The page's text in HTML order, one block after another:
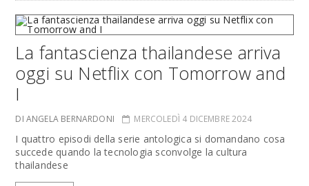
La fantascienza thailandese arriva
oggi su Netflix con Tomorrow and
I
DI ANGELA BERNARDONI MERCOLEDÌ 4 DICEMBRE 2024
I quattro episodi della serie antologica si domandano cosa
succede quando la tecnologia sconvolge la cultura
thailandese